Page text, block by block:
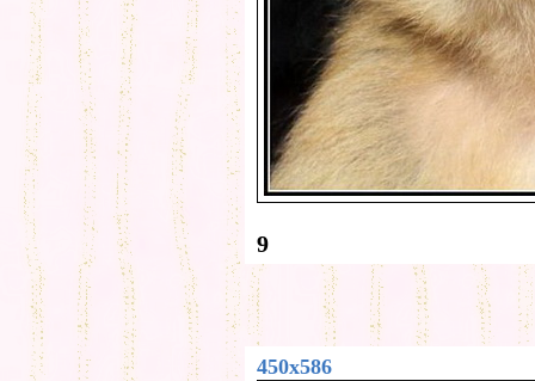
9
450x586